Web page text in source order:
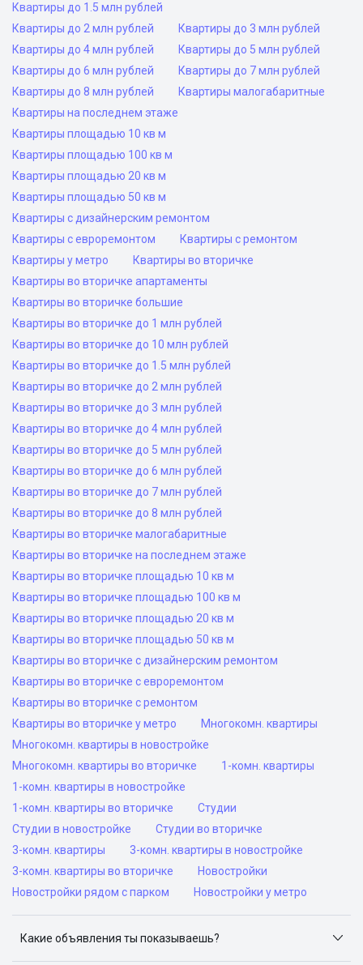
Квартиры до 1.5 млн рублей
Квартиры до 2 млн рублей
Квартиры до 3 млн рублей
Квартиры до 4 млн рублей
Квартиры до 5 млн рублей
Квартиры до 6 млн рублей
Квартиры до 7 млн рублей
Квартиры до 8 млн рублей
Квартиры малогабаритные
Квартиры на последнем этаже
Квартиры площадью 10 кв м
Квартиры площадью 100 кв м
Квартиры площадью 20 кв м
Квартиры площадью 50 кв м
Квартиры с дизайнерским ремонтом
Квартиры с евроремонтом
Квартиры с ремонтом
Квартиры у метро
Квартиры во вторичке
Квартиры во вторичке апартаменты
Квартиры во вторичке большие
Квартиры во вторичке до 1 млн рублей
Квартиры во вторичке до 10 млн рублей
Квартиры во вторичке до 1.5 млн рублей
Квартиры во вторичке до 2 млн рублей
Квартиры во вторичке до 3 млн рублей
Квартиры во вторичке до 4 млн рублей
Квартиры во вторичке до 5 млн рублей
Квартиры во вторичке до 6 млн рублей
Квартиры во вторичке до 7 млн рублей
Квартиры во вторичке до 8 млн рублей
Квартиры во вторичке малогабаритные
Квартиры во вторичке на последнем этаже
Квартиры во вторичке площадью 10 кв м
Квартиры во вторичке площадью 100 кв м
Квартиры во вторичке площадью 20 кв м
Квартиры во вторичке площадью 50 кв м
Квартиры во вторичке с дизайнерским ремонтом
Квартиры во вторичке с евроремонтом
Квартиры во вторичке с ремонтом
Квартиры во вторичке у метро
Многокомн. квартиры
Многокомн. квартиры в новостройке
Многокомн. квартиры во вторичке
1-комн. квартиры
1-комн. квартиры в новостройке
1-комн. квартиры во вторичке
Студии
Студии в новостройке
Студии во вторичке
3-комн. квартиры
3-комн. квартиры в новостройке
3-комн. квартиры во вторичке
Новостройки
Новостройки рядом с парком
Новостройки у метро
Какие объявления ты показываешь?